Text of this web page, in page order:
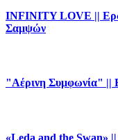
INFINITY LOVE ||
Σαμψών
"Αέρινη Συμφωνία" ||
«Leda and the Swan»